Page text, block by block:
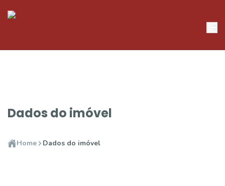
Dados do imóvel
Home Dados do imóvel